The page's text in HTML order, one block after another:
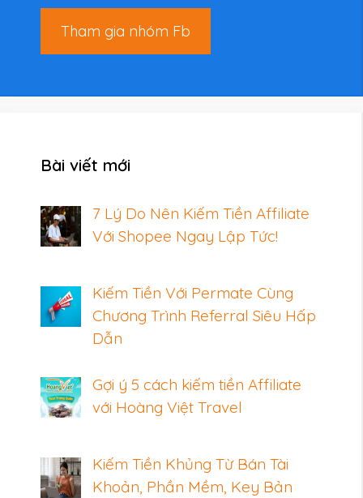
Tham gia nhóm Fb
Bài viết mới
7 Lý Do Nên Kiếm Tiền Affiliate
Với Shopee Ngay Lập Tức!
Kiếm Tiền Với Permate Cùng
Chương Trình Referral Siêu Hấp
Dẫn
Gợi ý 5 cách kiếm tiền Affiliate
với Hoàng Việt Travel
Kiếm Tiền Khủng Từ Bán Tài
Khoản, Phần Mềm, Key Bản